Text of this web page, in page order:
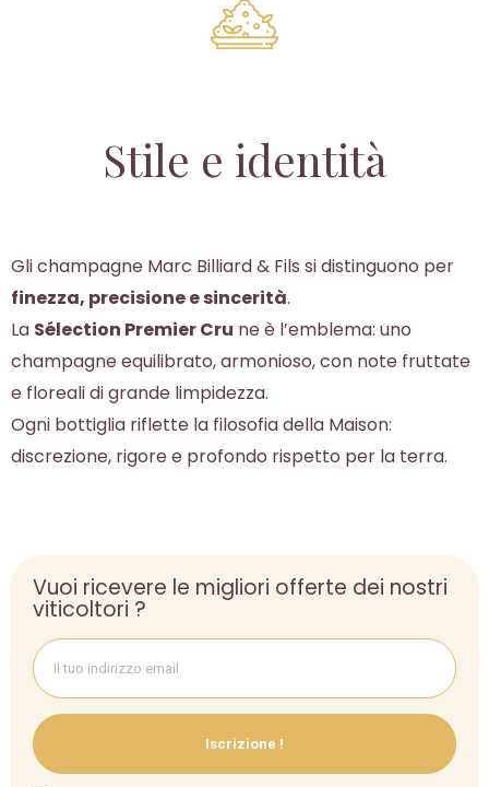
Stile e identità
Gli champagne Marc Billiard & Fils si distinguono per
finezza, precisione e sincerità.
La Sélection Premier Cru ne è l’emblema: uno
champagne equilibrato, armonioso, con note fruttate
e floreali di grande limpidezza.
Ogni bottiglia riflette la filosofia della Maison:
discrezione, rigore e profondo rispetto per la terra.
Vuoi ricevere le migliori offerte dei nostri
viticoltori ?
Iscrizione !